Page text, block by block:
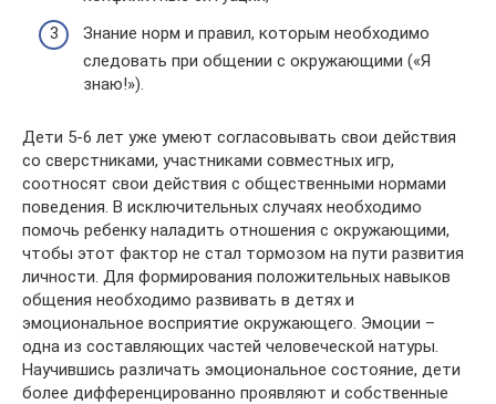
Знание норм и правил, которым необходимо
следовать при общении с окружающими («Я
знаю!»).
Дети 5-6 лет уже умеют согласовывать свои действия
со сверстниками, участниками совместных игр,
соотносят свои действия с общественными нормами
поведения. В исключительных случаях необходимо
помочь ребенку наладить отношения с окружающими,
чтобы этот фактор не стал тормозом на пути развития
личности. Для формирования положительных навыков
общения необходимо развивать в детях и
эмоциональное восприятие окружающего. Эмоции –
одна из составляющих частей человеческой натуры.
Научившись различать эмоциональное состояние, дети
более дифференцированно проявляют и собственные